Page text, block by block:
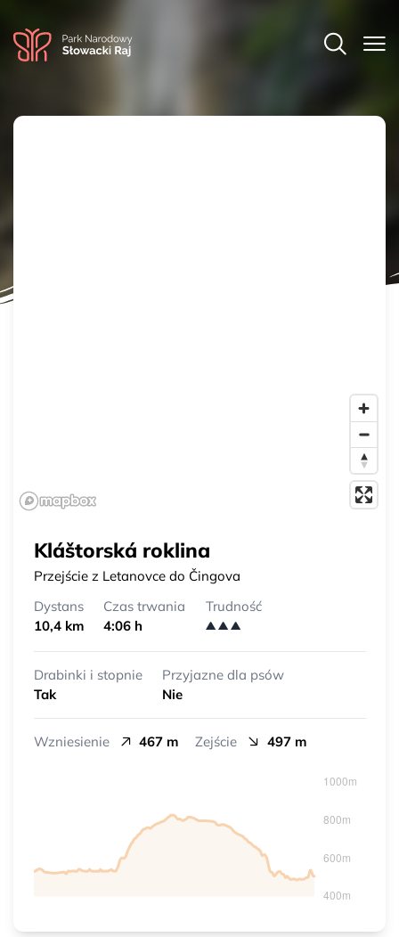
Kláštorská roklina
Przejście z Letanovce do Čingova
Dystans
10,4 km
Czas trwania
4:06 h
Trudność
Drabinki i stopnie
Tak
Przyjazne dla psów
Nie
Wzniesienie 467 m Zejście 497 m